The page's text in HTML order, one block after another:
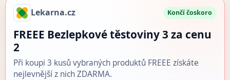
Lekarna.cz Končí čoskoro
FREEE Bezlepkové těstoviny 3 za cenu
2
Při koupi 3 kusů vybraných produktů FREEE získáte
nejlevnější z nich ZDARMA.